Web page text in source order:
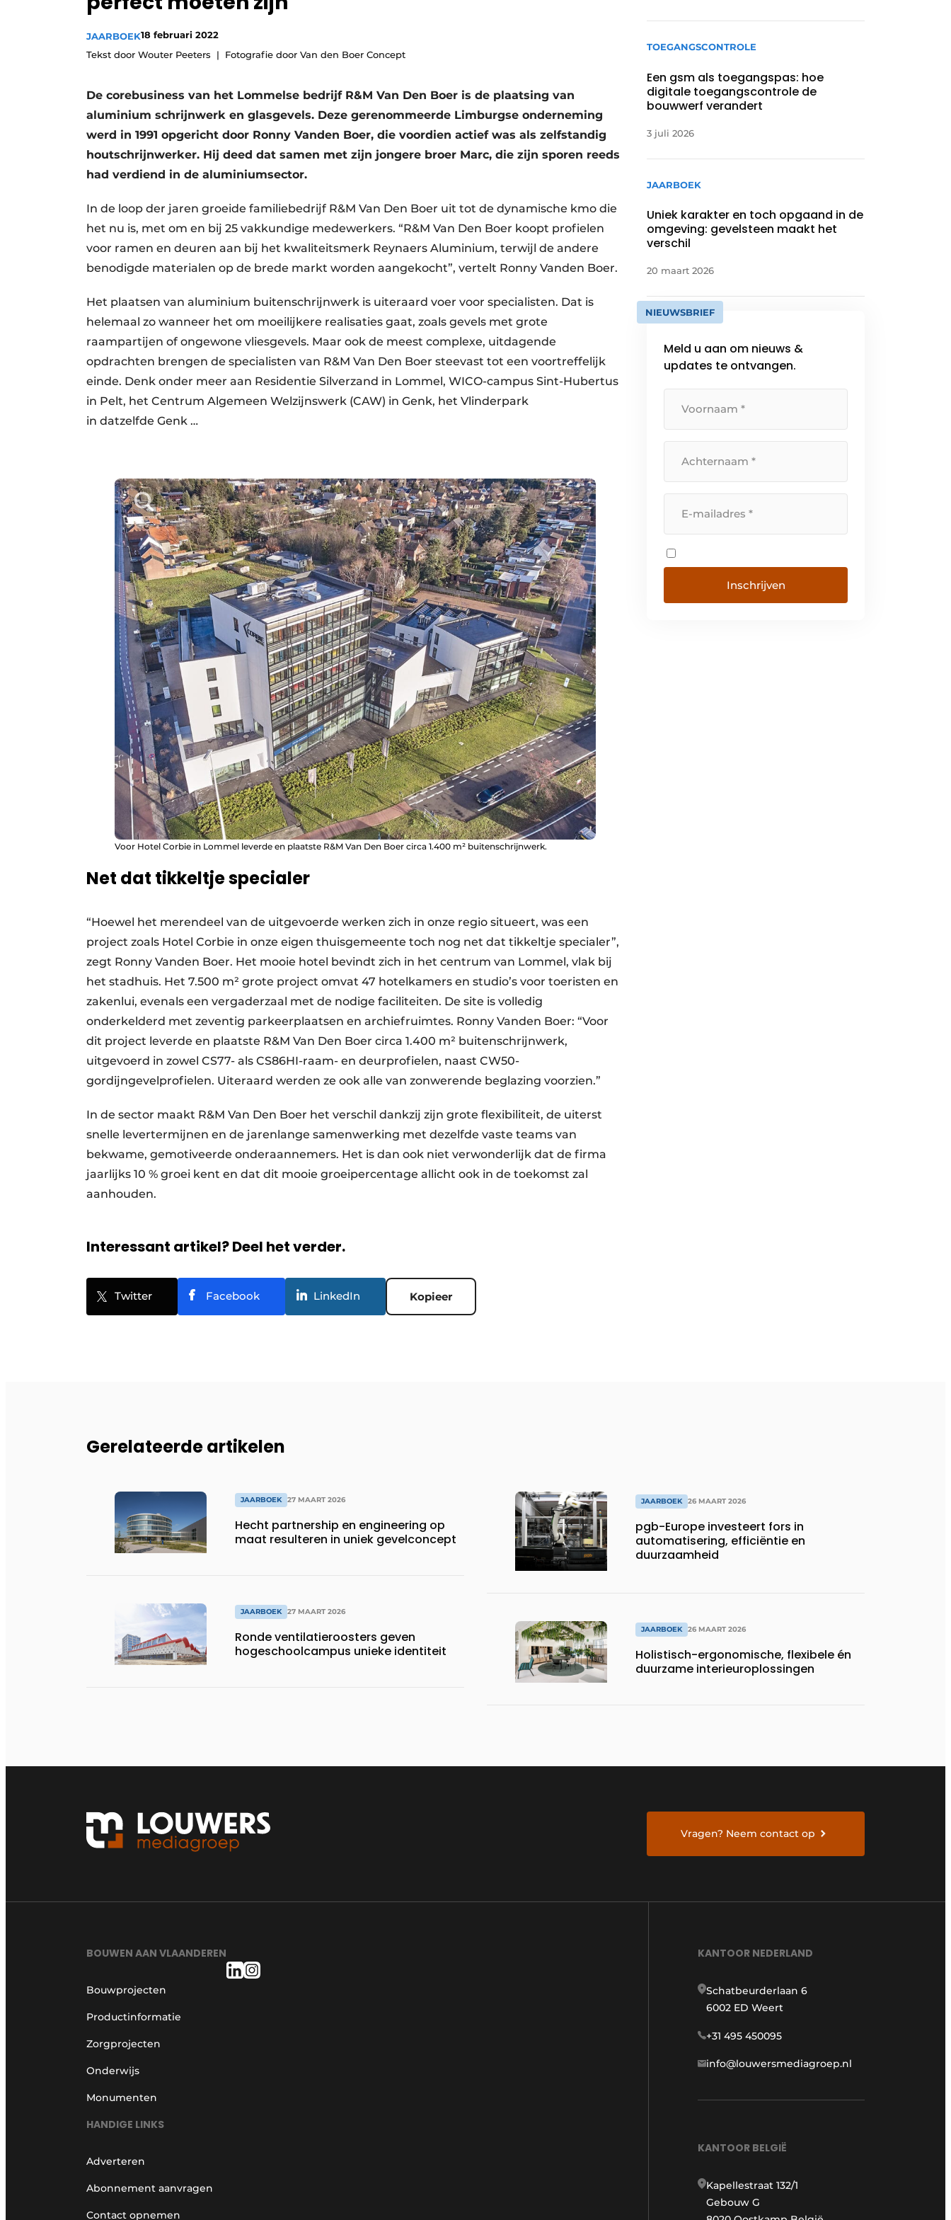
Vacatures
Aanmelden
Bedrijven
Bedrijven
Contact
JAARBOEK18 februari 2022
Tekst door Wouter Peeters
Fotografie door Van den Boer Concept
De corebusiness van het Lommelse bedrijf R&M Van Den Boer is de plaatsing van
aluminium schrijnwerk en glasgevels. Deze gerenommeerde Limburgse onderneming
werd in 1991 opgericht door Ronny Vanden Boer, die voordien actief was als zelfstandig
houtschrijnwerker. Hij deed dat samen met zijn jongere broer Marc, die zijn sporen reeds
had verdiend in de aluminiumsector.
In de loop der jaren groeide familiebedrijf R&M Van Den Boer uit tot de dynamische kmo die
het nu is, met om en bij 25 vakkundige medewerkers. “R&M Van Den Boer koopt profielen
voor ramen en deuren aan bij het kwaliteitsmerk Reynaers Aluminium, terwijl de andere
benodigde materialen op de brede markt worden aangekocht”, vertelt Ronny Vanden Boer.
Het plaatsen van aluminium buitenschrijnwerk is uiteraard voer voor specialisten. Dat is
helemaal zo wanneer het om moeilijkere realisaties gaat, zoals gevels met grote
raampartijen of ongewone vliesgevels. Maar ook de meest complexe, uitdagende
opdrachten brengen de specialisten van R&M Van Den Boer steevast tot een voortreffelijk
einde. Denk onder meer aan Residentie Silverzand in Lommel, WICO-campus Sint-Hubertus
in Pelt, het Centrum Algemeen Welzijnswerk (CAW) in Genk, het Vlinderpark
in datzelfde Genk …
Voor Hotel Corbie in Lommel leverde en plaatste R&M Van Den Boer circa 1.400 m² buitenschrijnwerk.
Net dat tikkeltje specialer
“Hoewel het merendeel van de uitgevoerde werken zich in onze regio situeert, was een
project zoals Hotel Corbie in onze eigen thuisgemeente toch nog net dat tikkeltje specialer”,
zegt Ronny Vanden Boer. Het mooie hotel bevindt zich in het centrum van Lommel, vlak bij
het stadhuis. Het 7.500 m² grote project omvat 47 hotelkamers en studio’s voor toeristen en
zakenlui, evenals een vergaderzaal met de nodige faciliteiten. De site is volledig
onderkelderd met zeventig parkeerplaatsen en archiefruimtes. Ronny Vanden Boer: “Voor
dit project leverde en plaatste R&M Van Den Boer circa 1.400 m² buitenschrijnwerk,
uitgevoerd in zowel CS77- als CS86HI-raam- en deurprofielen, naast CW50-
gordijngevelprofielen. Uiteraard werden ze ook alle van zonwerende beglazing voorzien.”
In de sector maakt R&M Van Den Boer het verschil dankzij zijn grote flexibiliteit, de uiterst
snelle levertermijnen en de jarenlange samenwerking met dezelfde vaste teams van
bekwame, gemotiveerde onderaannemers. Het is dan ook niet verwonderlijk dat de firma
jaarlijks 10 % groei kent en dat dit mooie groeipercentage allicht ook in de toekomst zal
aanhouden.
Interessant artikel? Deel het verder.
Twitter Facebook LinkedIn Kopieer
TOEGANGSCONTROLE
Een gsm als toegangspas: hoe
digitale toegangscontrole de
bouwwerf verandert
3 juli 2026
JAARBOEK
Uniek karakter en toch opgaand in de
omgeving: gevelsteen maakt het
verschil
20 maart 2026
NIEUWSBRIEF
Meld u aan om nieuws &
updates te ontvangen.
Gerelateerde artikelen
JAARBOEK 27 MAART 2026
Hecht partnership en engineering op
maat resulteren in uniek gevelconcept
JAARBOEK 27 MAART 2026
Ronde ventilatieroosters geven
hogeschoolcampus unieke identiteit
JAARBOEK 26 MAART 2026
pgb-Europe investeert fors in
automatisering, efficiëntie en
duurzaamheid
JAARBOEK 26 MAART 2026
Holistisch-ergonomische, flexibele én
duurzame interieuroplossingen
Vragen? Neem contact op
BOUWEN AAN VLAANDEREN
Bouwprojecten
Productinformatie
Zorgprojecten
Onderwijs
Monumenten
HANDIGE LINKS
Adverteren
Abonnement aanvragen
Contact opnemen
KANTOOR NEDERLAND
Schatbeurderlaan 6
6002 ED Weert
+31 495 450095
info@louwersmediagroep.nl
KANTOOR BELGIË
Kapellestraat 132/1
Gebouw G